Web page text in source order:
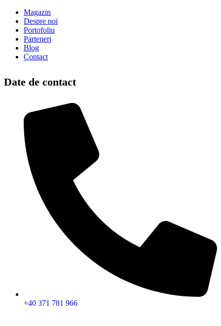
Magazin
Despre noi
Portofoliu
Parteneri
Blog
Contact
Date de contact
+40 371 781 966